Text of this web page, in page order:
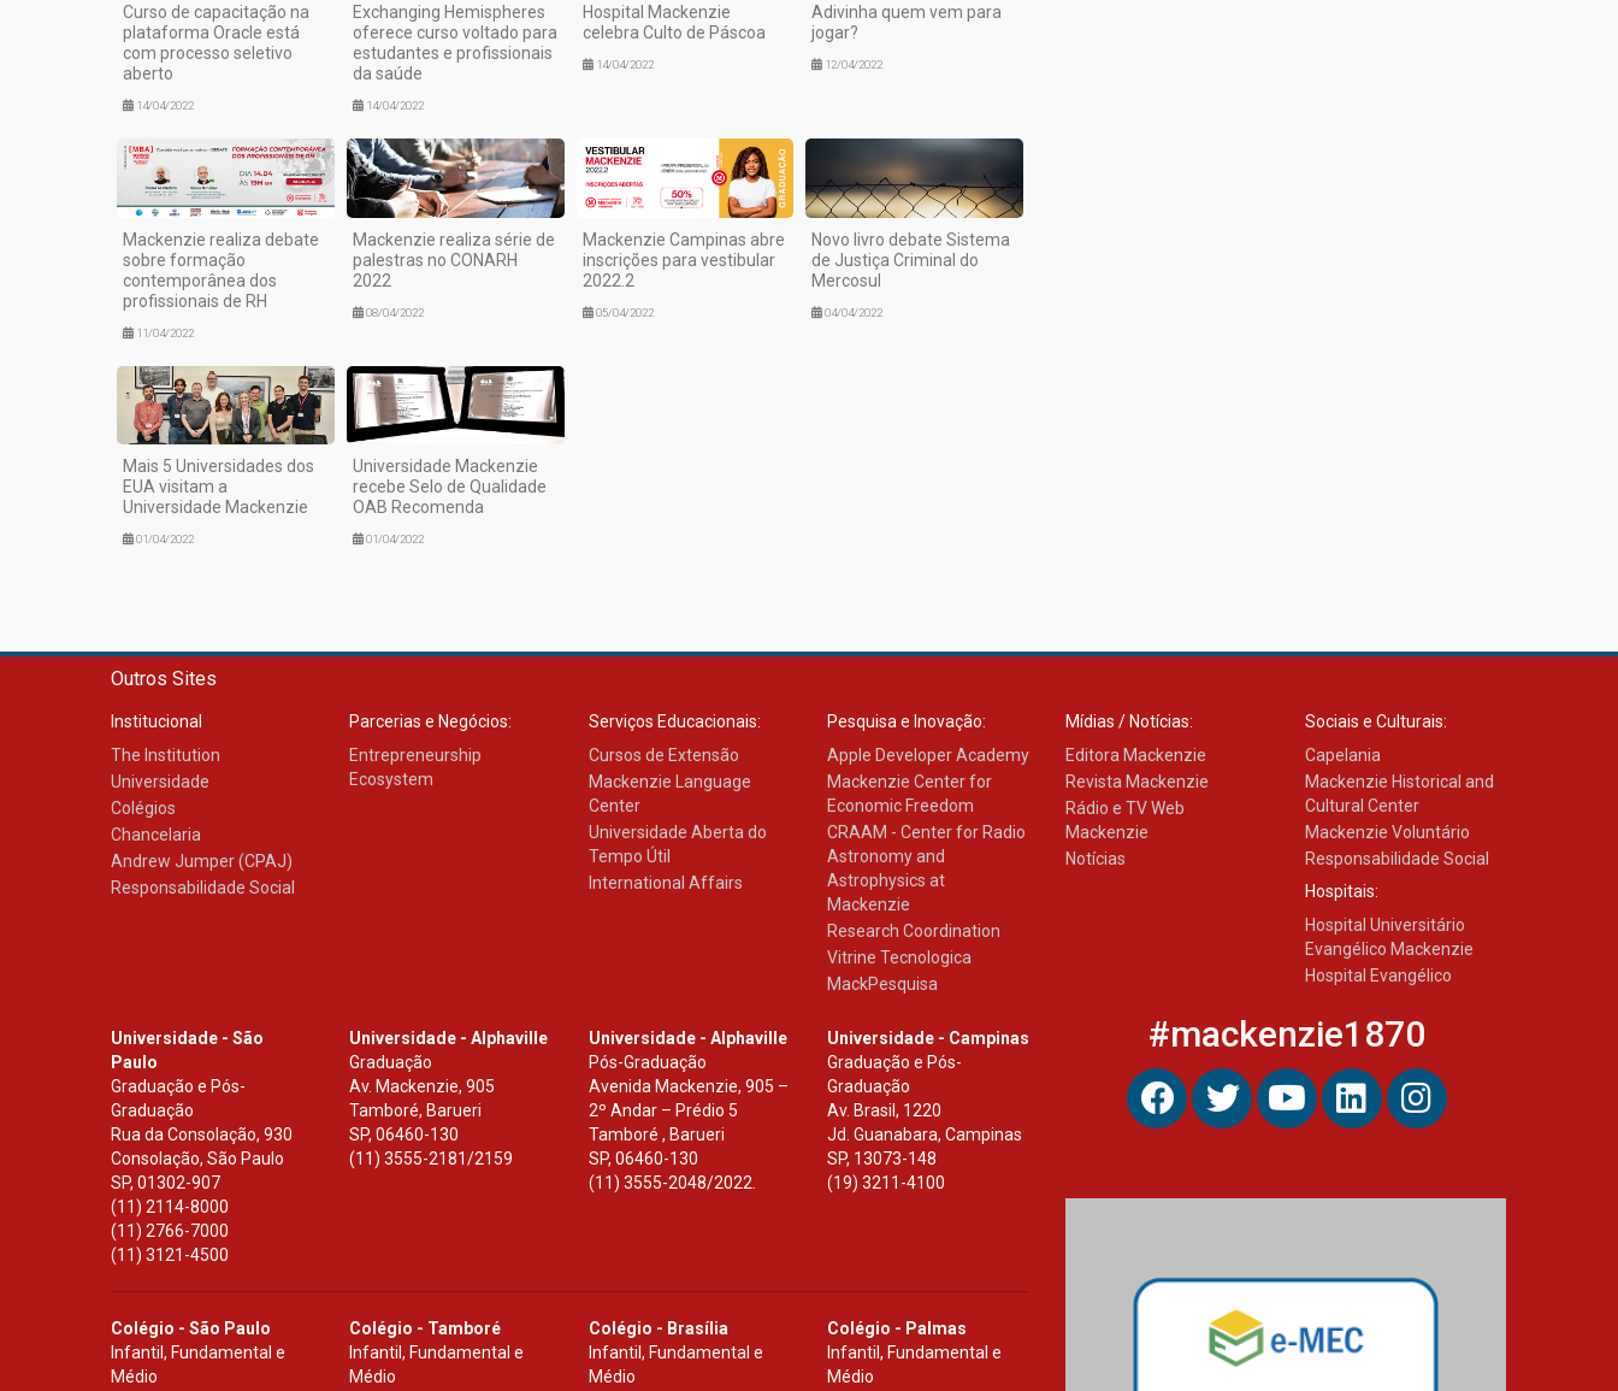
Curso de capacitação na
plataforma Oracle está
com processo seletivo
aberto
14/04/2022
Exchanging Hemispheres
oferece curso voltado para
estudantes e profissionais
da saúde
14/04/2022
Hospital Mackenzie
celebra Culto de Páscoa
14/04/2022
Adivinha quem vem para
jogar?
12/04/2022
Mackenzie realiza debate
sobre formação
contemporânea dos
profissionais de RH
11/04/2022
Mackenzie realiza série de
palestras no CONARH
2022
08/04/2022
Mackenzie Campinas abre
inscrições para vestibular
2022.2
05/04/2022
Novo livro debate Sistema
de Justiça Criminal do
Mercosul
04/04/2022
Mais 5 Universidades dos
EUA visitam a
Universidade Mackenzie
01/04/2022
Universidade Mackenzie
recebe Selo de Qualidade
OAB Recomenda
01/04/2022
Outros Sites
Institucional
The Institution
Universidade
Colégios
Chancelaria
Andrew Jumper (CPAJ)
Responsabilidade Social
Parcerias e Negócios:
Entrepreneurship
Ecosystem
Serviços Educacionais:
Cursos de Extensão
Mackenzie Language
Center
Universidade Aberta do
Tempo Útil
International Affairs
Pesquisa e Inovação:
Apple Developer Academy
Mackenzie Center for
Economic Freedom
CRAAM - Center for Radio
Astronomy and
Astrophysics at
Mackenzie
Research Coordination
Vitrine Tecnologica
MackPesquisa
Mídias / Notícias:
Editora Mackenzie
Revista Mackenzie
Rádio e TV Web
Mackenzie
Notícias
Sociais e Culturais:
Capelania
Mackenzie Historical and
Cultural Center
Mackenzie Voluntário
Responsabilidade Social
Hospitais:
Hospital Universitário
Evangélico Mackenzie
Hospital Evangélico
Universidade - São
Paulo
Graduação e Pós-
Graduação
Rua da Consolação, 930
Consolação, São Paulo
SP, 01302-907
(11) 2114-8000
(11) 2766-7000
(11) 3121-4500
Universidade - Alphaville
Graduação
Av. Mackenzie, 905
Tamboré, Barueri
SP,06460-130
(11) 3555-2181/2159
Universidade - Alphaville
Pós-Graduação
Avenida Mackenzie, 905 –
2º Andar – Prédio 5
Tamboré , Barueri
SP, 06460-130
(11) 3555-2048/2022.
Universidade - Campinas
Graduação e Pós-
Graduação
Av. Brasil, 1220
Jd. Guanabara, Campinas
SP, 13073-148
(19) 3211-4100
Colégio - São Paulo
Infantil, Fundamental e
Médio
Colégio - Tamboré
Infantil, Fundamental e
Médio
Colégio - Brasília
Infantil, Fundamental e
Médio
Colégio - Palmas
Infantil, Fundamental e
Médio
#mackenzie1870